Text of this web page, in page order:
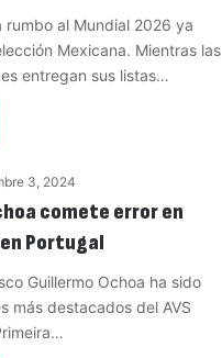
rumbo al Mundial 2026 ya
Mexicana. Mientras las
entregan sus listas…
3, 2024
comete error en
Portugal
Guillermo Ochoa ha sido
más destacados del AVS